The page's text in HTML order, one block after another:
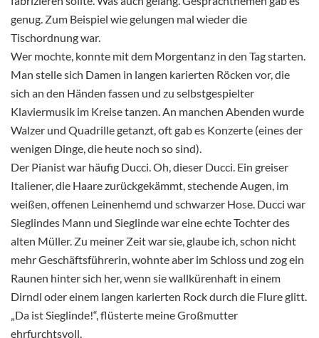
genug. Zum Beispiel wie gelungen mal wieder die
Tischordnung war.
Wer mochte, konnte mit dem Morgentanz in den Tag starten.
Man stelle sich Damen in langen karierten Röcken vor, die
sich an den Händen fassen und zu selbstgespielter
Klaviermusik im Kreise tanzen. An manchen Abenden wurde
Walzer und Quadrille getanzt, oft gab es Konzerte (eines der
wenigen Dinge, die heute noch so sind).
Der Pianist war häufig Ducci. Oh, dieser Ducci. Ein greiser
Italiener, die Haare zurückgekämmt, stechende Augen, im
weißen, offenen Leinenhemd und schwarzer Hose. Ducci war
Sieglindes Mann und Sieglinde war eine echte Tochter des
alten Müller. Zu meiner Zeit war sie, glaube ich, schon nicht
mehr Geschäftsführerin, wohnte aber im Schloss und zog ein
Raunen hinter sich her, wenn sie wallkürenhaft in einem
Dirndl oder einem langen karierten Rock durch die Flure glitt.
„Da ist Sieglinde!“, flüsterte meine Großmutter
ehrfurchtsvoll.